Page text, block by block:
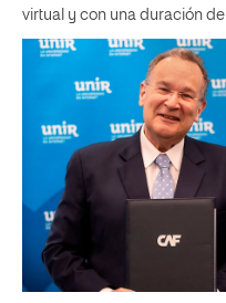
virtual y con una duración de